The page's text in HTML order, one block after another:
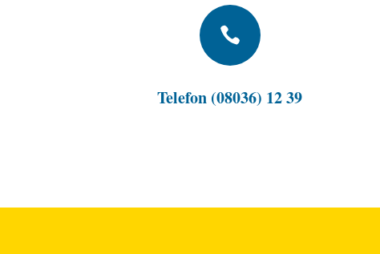

Telefon (08036) 12 39